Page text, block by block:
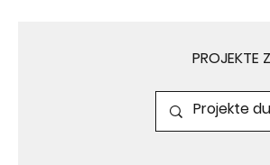
PROJEKTE